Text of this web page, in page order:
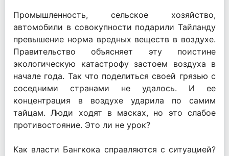
Промышленность, сельское хозяйство,
автомобили в совокупности подарили Тайланду
превышение норма вредных веществ в воздухе.
Правительство объясняет эту поистине
экологическую катастрофу застоем воздуха в
начале года. Так что поделиться своей грязью с
соседними странами не удалось. И ее
концентрация в воздухе ударила по самим
тайцам. Люди ходят в масках, но это слабое
противостояние. Это ли не урок?
Как власти Бангкока справляются с ситуацией?